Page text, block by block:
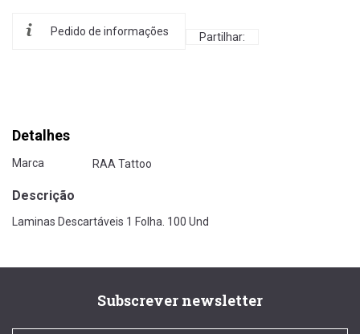
Pedido de informações Partilhar:
Detalhes
Marca RAA Tattoo
Descrição
Laminas Descartáveis 1 Folha. 100 Und
Subscrever newsletter